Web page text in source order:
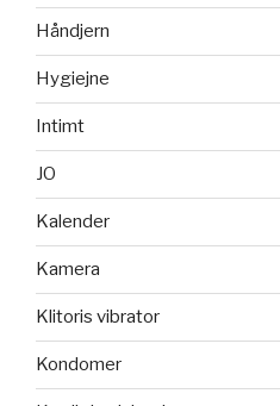
Håndjern
Hygiejne
Intimt
JO
Kalender
Kamera
Klitoris vibrator
Kondomer